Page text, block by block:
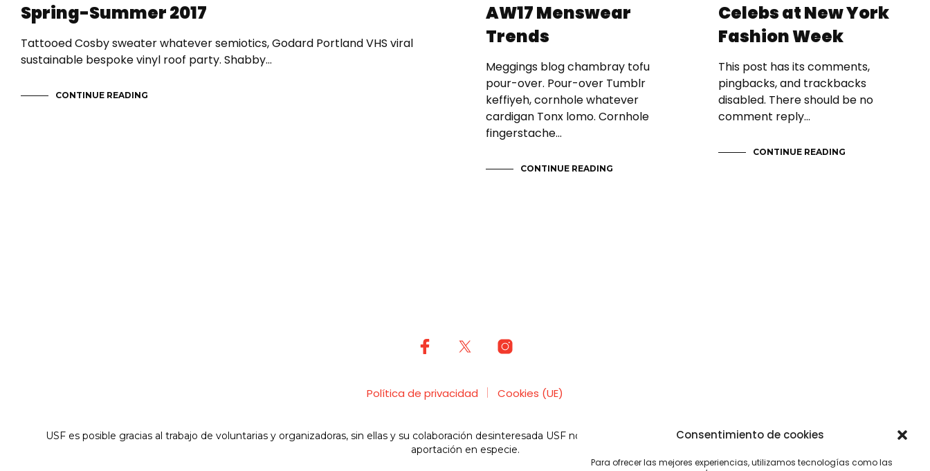
Consentimiento de cookies
Para ofrecer las mejores experiencias, utilizamos tecnologías como las
Spring-Summer 2017
Tattooed Cosby sweater whatever semiotics, Godard Portland VHS viral
sustainable bespoke vinyl roof party. Shabby…
CONTINUE READING
AW17 Menswear
Trends
Meggings blog chambray tofu
pour-over. Pour-over Tumblr
keffiyeh, cornhole whatever
cardigan Tonx lomo. Cornhole
fingerstache…
CONTINUE READING
Celebs at New York
Fashion Week
This post has its comments,
pingbacks, and trackbacks
disabled. There should be no
comment reply…
CONTINUE READING
Política de privacidad Cookies (UE)
USF es posible gracias al trabajo de voluntarias y organizadoras, sin ellas y su colaboración desinteresada USF no sería una realidad. El Ayuntamiento de Piloña también hace su
aportación en especie.